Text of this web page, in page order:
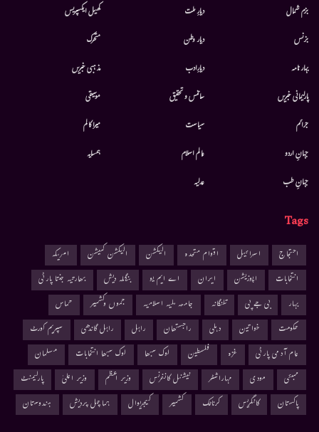
بزم شمال
بزنس
بہار نامہ
پارلیمانی خبریں
جرائم
جہانِ اردو
جہانِ طب
دیارِ ملت
دیار وطن
دیارِادب
سائنس و تحقیق
سیاست
عالم اسلام
عدلیہ
کھیل ایکسپریس
متحرك
مذہبی خبریں
موسيقى
میرا کالم
ہمسایہ
Tags
احتجاج اسرائیل اقوام متحدہ الیکشن الیکشن کمیشن
امریکہ
انتخابات
اپوزیشن ایران اے ایم یو بنگلہ دیش
بھارتیہ جنتا پارٹی
بہار
بی جے پی تلنگانہ جامعہ ملیہ اسلامیہ جموں وکشمیر
حماس
حکومت
خواتین دہلی راجستھان راہل راہل گاندھی
سپریم کورٹ
عام آدمی پارٹی
غزہ فلسطین لوک سبھا لوک سبھا انتخابات
مسلمان
ممبئی
مودی مہاراشٹر نیشنل کانفرنس وزیر اعظم وزیر اعلیٰ
پارلیمنٹ
پاکستان
کانگریس کرناٹک کشمیر کیجریوال ہماچل پردیش ہندوستان